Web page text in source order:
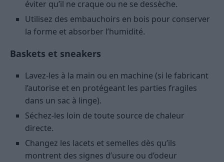
éviter qu’il ne craque ou ne se dessèche.
Utilisez des embauchoirs en bois pour conserver
la forme et absorber l’humidité.
Baskets et sneakers
Lavez-les à la main ou en machine (si le fabricant
l’autorise et en protégeant les parties fragiles
dans un sac à linge).
Séchez-les loin de toute source de chaleur
directe.
Changez les lacets et semelles dès qu’ils
montrent des signes d’usure ou d’odeur